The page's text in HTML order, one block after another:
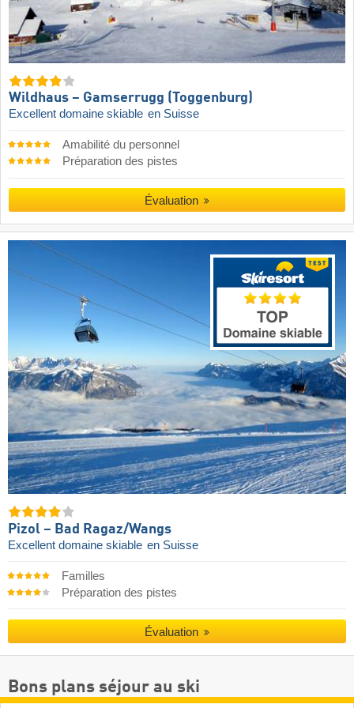
Wildhaus – Gamserrugg (Toggenburg)
Excellent domaine skiable en Suisse
Amabilité du personnel
Préparation des pistes
Évaluation
Pizol – Bad Ragaz/​Wangs
Excellent domaine skiable en Suisse
Familles
Préparation des pistes
Évaluation
Bons plans séjour au ski